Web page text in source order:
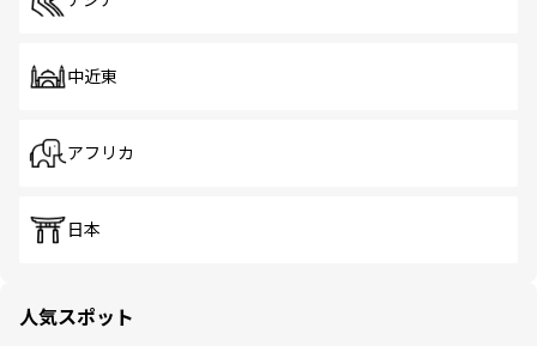
中近東
アフリカ
日本
人気スポット